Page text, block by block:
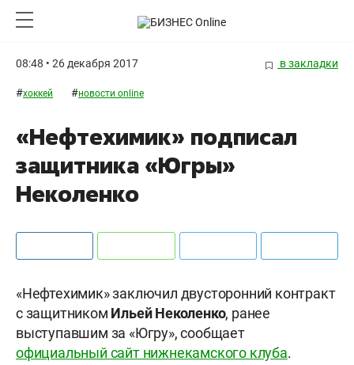
08:48 • 26 декабря 2017 в закладки
#хоккей #новости online
«Нефтехимик» подписал
защитника «Югры»
Неколенко
«Нефтехимик» заключил двусторонний контракт
с защитником Ильей Неколенко, ранее
выступавшим за «Югру», сообщает
официальный сайт нижнекамского клуба.